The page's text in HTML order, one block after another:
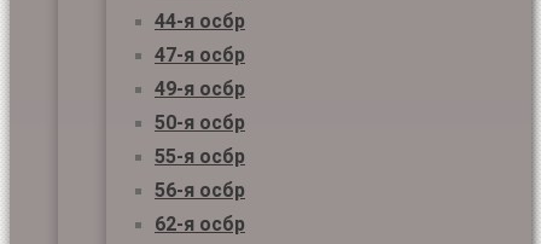
44-я осбр
47-я осбр
49-я осбр
50-я осбр
55-я осбр
56-я осбр
62-я осбр